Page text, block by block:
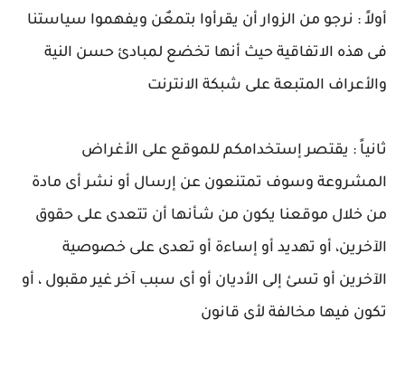
أولاً : نرجو من الزوار أن يقرأوا بتمعٌن ويفهموا سياستنا
فى هذه الاتفاقية حيث أنها تخضع لمبادئ حسن النية
والأعراف المتبعة على شبكة الانترنت
ثانياً : يقتصر إستخدامكم للموقع على الأغراض
المشروعة وسوف تمتنعون عن إرسال أو نشر أى مادة
من خلال موقعنا يكون من شأنها أن تتعدى على حقوق
الآخرين، أو تهديد أو إساءة أو تعدى على خصوصية
الآخرين أو تسئ إلى الأديان أو أى سبب آخر غير مقبول ، أو
تكون فيها مخالفة لأى قانون